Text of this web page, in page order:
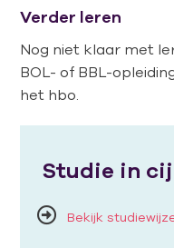
Verder leren
Nog niet klaar met
BOL- of BBL-
het hbo.
Studie in
Bekijk